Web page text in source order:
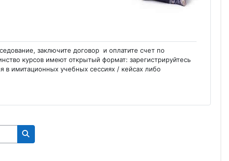
заключите договор и оплатите счет по
курсов имеют открытый формат: зарегистрируйтесь
имитационных учебных сессиях / кейсах либо
Поиск курса